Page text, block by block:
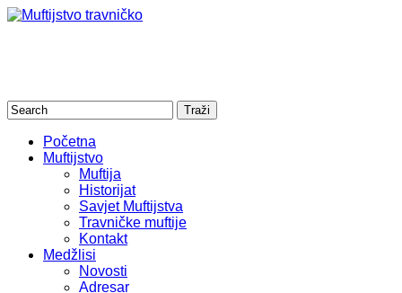
Početna
Muftijstvo
Muftija
Historijat
Savjet Muftijstva
Travničke muftije
Kontakt
Medžlisi
Novosti
Adresar